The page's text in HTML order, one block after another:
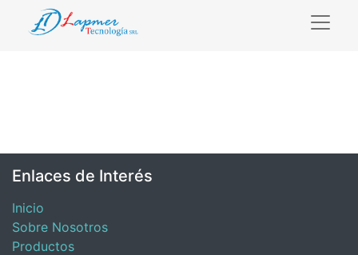
Enlaces de Interés
Inicio
Sobre Nosotros
Productos